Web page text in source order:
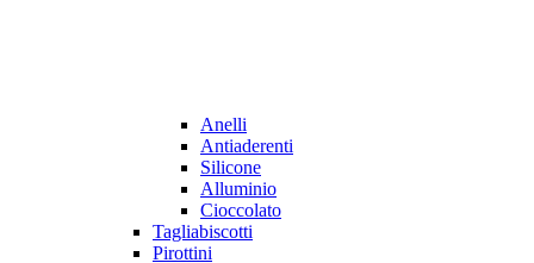
Anelli
Antiaderenti
Silicone
Alluminio
Cioccolato
Tagliabiscotti
Pirottini